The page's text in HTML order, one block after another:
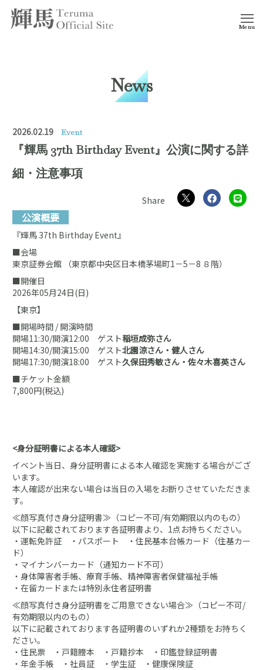
Menu
News
2026.02.19 Event
『輝馬 37th Birthday Event』公演に関する詳
細・注意事項
公演概要
『輝馬 37th Birthday Event』
■会場
東京証券会館 （東京都中央区日本橋茅場町1－5－8 ８階）
■開催日
2026年05月24日(日)
【東京】
■開場時間 / 開演時間
開場11:30/開演12:00 ゲスト稲垣成弥さん
開場14:30/開演15:00 ゲスト北園涼さん・健人さん
開場17:30/開演18:00 ゲスト久保田秀敏さん・佐々木喜英さん
■チケット金額
7,800円(税込)
<身分証明書による本人確認>
イベント当日、身分証明書による本人確認を実施する場合がござ
います。
本人確認が出来ない場合は当日の入場をお断りさせていただきま
す。
≪顔写真付き身分証明書≫（コピー不可/有効期限以内のもの）
以下に記載されております各証明書より、1点お持ちください。
・運転免許証 ・パスポート ・住民基本台帳カード（住基カー
ド）
・マイナンバーカード（通知カード不可）
・身体障害者手帳、療育手帳、精神障害者保健福祉手帳
・在留カードまたは特別永住者証明書
≪顔写真付き身分証明書をご用意できない場合≫（コピー不可/
有効期限以内のもの）
以下に記載されております各証明書のいずれか2種類をお持ちく
ださい。
・住民票 ・戸籍謄本 ・戸籍抄本 ・印鑑登録証明書
・年金手帳 ・社員証 ・学生証 ・健康保険証